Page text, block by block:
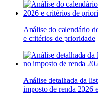
Análise do calendário
e critérios de prioridade
Análise detalhada da
imposto de renda 2026